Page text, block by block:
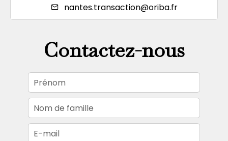
nantes.transaction@oriba.fr
Contactez-nous